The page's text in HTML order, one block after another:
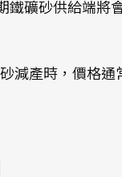
礦砂供給端將
減產時，價格